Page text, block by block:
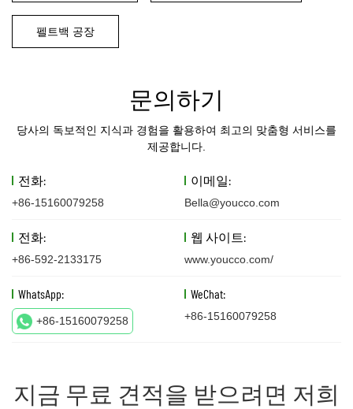
펠트백 공장
문의하기
당사의 독보적인 지식과 경험을 활용하여 최고의 맞춤형 서비스를
제공합니다.
전화:
+86-15160079258
이메일:
Bella@youcco.com
전화:
+86-592-2133175
웹 사이트:
www.youcco.com/
WhatsApp:
+86-15160079258
WeChat:
+86-15160079258
지금 무료 견적을 받으려면 저희